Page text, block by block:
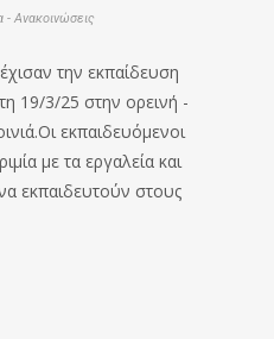
- Ανακοινώσεις
την εκπαίδευση
19/3/25 στην ορεινή -
εκπαιδευόμενοι
με τα εργαλεία και
εκπαιδευτούν στους